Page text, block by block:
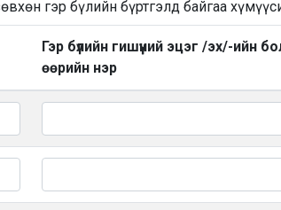
гэр бүлийн бүртгэлд байгаа
Гэр бүлийн гишүүний эцэг /эх/-ийн
өөрийн нэр